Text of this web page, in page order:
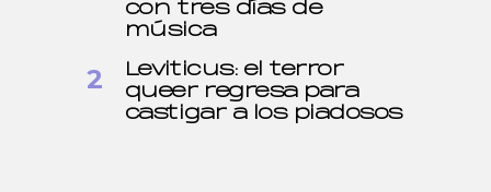
con tres días de
música
Leviticus: el terror
queer regresa para
castigar a los piadosos